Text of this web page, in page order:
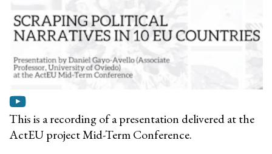
This is a recording of a presentation delivered at the
ActEU project Mid-Term Conference.